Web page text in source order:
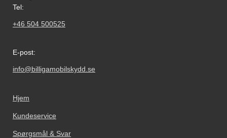
Tel:
+46 504 500525
E-post:
info@billigamobilskydd.se
Hjem
Kundeservice
Spørgsmål & Svar